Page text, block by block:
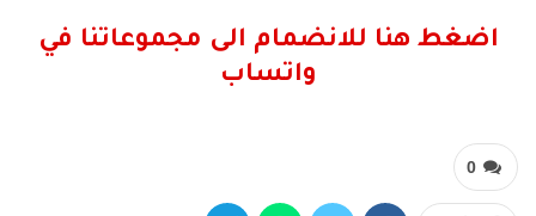
اضغط هنا للانضمام الى مجموعاتنا في
واتساب
0